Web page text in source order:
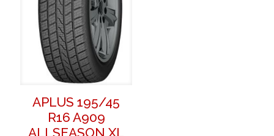
APLUS 195/45
R16 A909
ALLSEASON XL